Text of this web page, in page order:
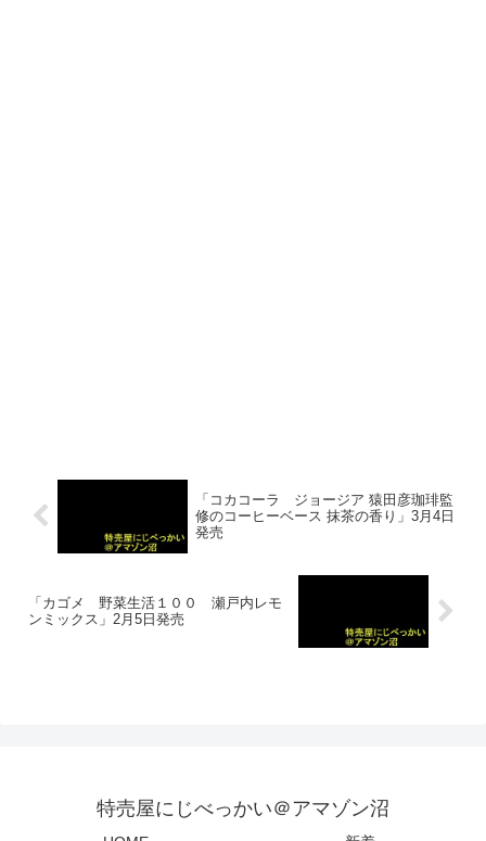
「コカコーラ ジョージア 猿田彦珈琲監
修のコーヒーベース 抹茶の香り」3月4日
発売
「カゴメ 野菜生活１００ 瀬戸内レモ
ンミックス」2月5日発売
特売屋にじべっかい＠アマゾン沼